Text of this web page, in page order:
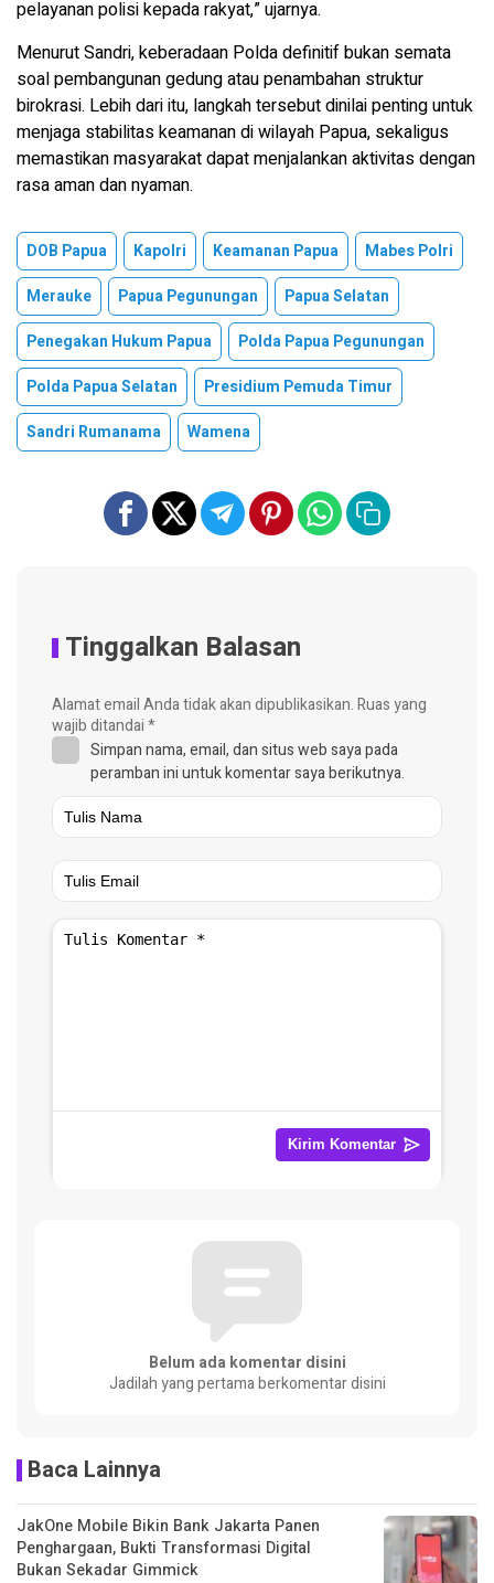
pelayanan polisi kepada rakyat,” ujarnya.
Menurut Sandri, keberadaan Polda definitif bukan semata
soal pembangunan gedung atau penambahan struktur
birokrasi. Lebih dari itu, langkah tersebut dinilai penting untuk
menjaga stabilitas keamanan di wilayah Papua, sekaligus
memastikan masyarakat dapat menjalankan aktivitas dengan
rasa aman dan nyaman.
DOB Papua Kapolri Keamanan Papua
Mabes Polri
Merauke
Papua Pegunungan
Papua Selatan
Penegakan Hukum Papua
Polda Papua Pegunungan
Polda Papua Selatan
Presidium Pemuda Timur
Sandri Rumanama
Wamena
Tinggalkan Balasan
Alamat email Anda tidak akan dipublikasikan.Ruas yang
wajib ditandai*
Simpan nama, email, dan situs web saya pada
peramban ini untuk komentar saya berikutnya.
Belum ada komentar disini
Jadilah yang pertama berkomentar disini
Baca Lainnya
JakOne Mobile Bikin Bank Jakarta Panen
Penghargaan, Bukti Transformasi Digital
Bukan Sekadar Gimmick